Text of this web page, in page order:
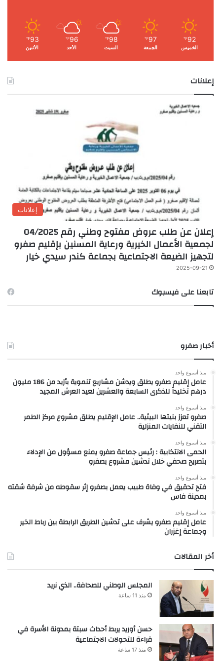
92
℉
الخميس
97
℉
الجمعة
98
℉
السبت
96
℉
الأحد
93
℉
الأثنين
إعلانات
إعلانات
إعلان عن طلب عروض مفتوح وطني رقم 04/2025
لجمعية الأعمال الخيرية ورعاية المسنين بإقليم صفرو
لتجهيز الضيعة الاجتماعية بجماعة كندر سيدي خيار
2025-09-21
تابعنا على فيسبوك
أخبار صفرو
منذ أسبوع واحد
عامل إقليم صفرو يطلق ويدشن مشاريع تنموية بأزيد من 186 مليون
درهم تخليداً للذكرى السابعة والعشرين لعيد العرش المجيد
منذ أسبوع واحد
صفرو تعزز بنيتها البيئية.. عامل الإقليم يطلق مشروع مركز الطمر
التقني للنفايات المنزلية
منذ أسبوع واحد
الحمى الانتخابية : رئيس جماعة صفرو يمنع مسؤول من الإدلاء
بتصريح صحفي خلال تدشين مشروع بصفرو
منذ أسبوع واحد
فتح تحقيق في وفاة طبيب يعمل بصفرو إثر سقوطه من شرفة شقته
بمدينة فاس
منذ أسبوع واحد
عامل إقليم صفرو يشرف على تدشين الطريق الرابطة بين رباط الخير
وجماعة إغزران
أخر المقالات
المجلس الوطني للصحافة.. الذي نريد
منذ 11 ساعة
حسن أوريد يربط أحداث سبتة بمدونة الأسرة في
قراءة للتحولات الاجتماعية
منذ 17 ساعة